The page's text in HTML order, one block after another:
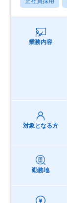
業務内容
対象となる方
勤務地